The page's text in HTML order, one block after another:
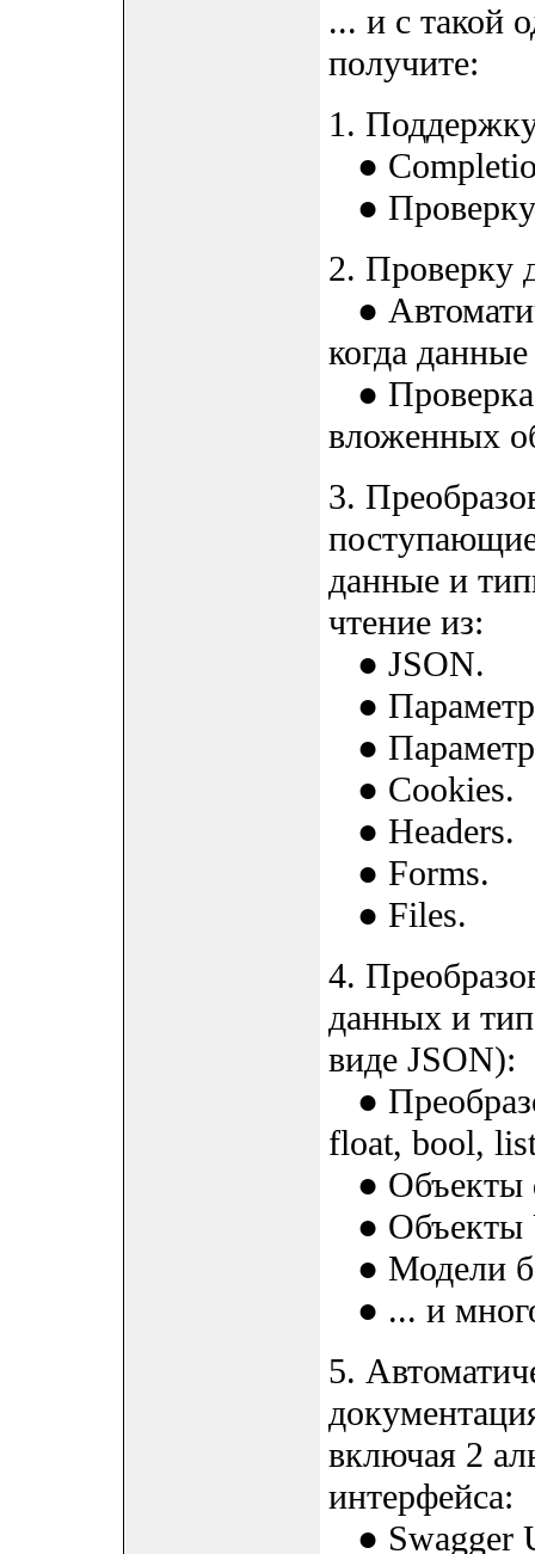
... и с такой
получите:
1.
●
●
2. Проверку
●
когда
● Проверка
вложенных
3.
данные и
чтение из:
● JSON.
●
●
● Cookies.
● Headers.
● Forms.
● Files.
4.
данных и
виде JSON):
●
float, bool,
● Объекты
● Объекты
● Модели
● ... и
5.
включая 2
интерфейса:
● Swagger